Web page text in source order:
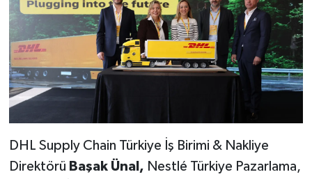
DHL Supply Chain Türkiye İş Birimi & Nakliye
Direktörü Başak Ünal, Nestlé Türkiye Pazarlama,